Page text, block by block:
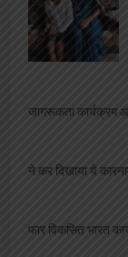
जागरूकता कार्यक्रम
ने कर दिखाया ये
फार विकसित भारत